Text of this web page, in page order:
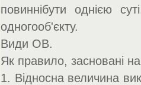
повиннібути однією
одногооб'єкту.
Види ОВ.
Як правило, засновані
1. Відносна величина